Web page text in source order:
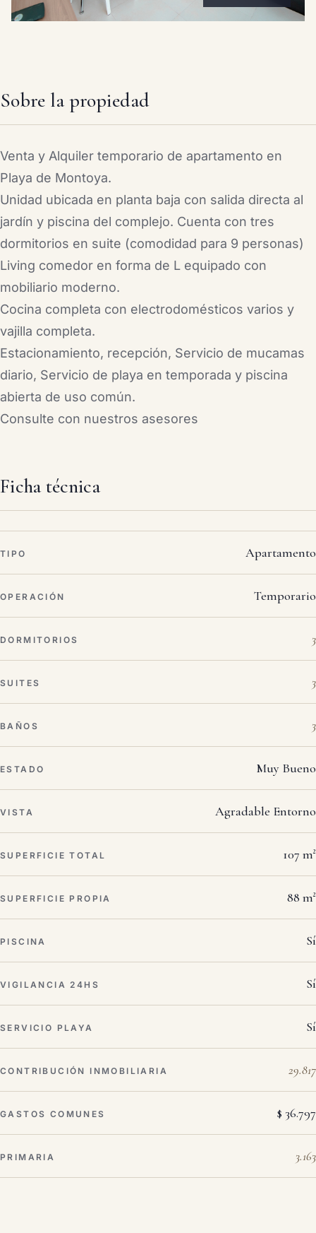
Sobre la propiedad
Venta y Alquiler temporario de apartamento en
Playa de Montoya.
Unidad ubicada en planta baja con salida directa al
jardín y piscina del complejo. Cuenta con tres
dormitorios en suite (comodidad para 9 personas)
Living comedor en forma de L equipado con
mobiliario moderno.
Cocina completa con electrodomésticos varios y
vajilla completa.
Estacionamiento, recepción, Servicio de mucamas
diario, Servicio de playa en temporada y piscina
abierta de uso común.
Consulte con nuestros asesores
Ficha técnica
TIPO Apartamento
OPERACIÓN Temporario
DORMITORIOS 3
SUITES 3
BAÑOS 3
ESTADO Muy Bueno
VISTA Agradable Entorno
SUPERFICIE TOTAL 107 m²
SUPERFICIE PROPIA 88 m²
PISCINA Sí
VIGILANCIA 24HS Sí
SERVICIO PLAYA Sí
CONTRIBUCIÓN INMOBILIARIA 29.817
GASTOS COMUNES $ 36.797
PRIMARIA 3.163